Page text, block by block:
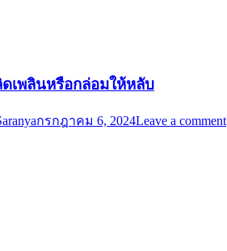
เพลินหรือกล่อมให้หลับ
กรกฎาคม 6, 2024Leave a comment